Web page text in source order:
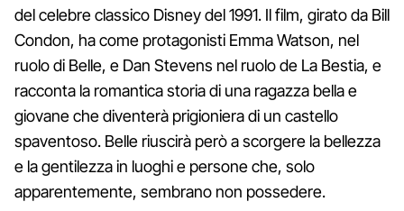
del celebre classico Disney del 1991. Il film, girato da Bill
Condon, ha come protagonisti Emma Watson, nel
ruolo di Belle, e Dan Stevens nel ruolo de La Bestia, e
racconta la romantica storia di una ragazza bella e
giovane che diventerà prigioniera di un castello
spaventoso. Belle riuscirà però a scorgere la bellezza
e la gentilezza in luoghi e persone che, solo
apparentemente, sembrano non possedere.